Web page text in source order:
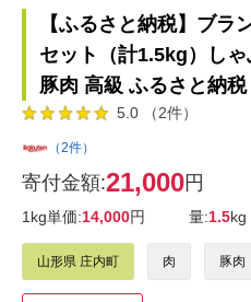
【ふるさと納税】ブラ
セット（計1.5kg）し
豚肉 高級 ふるさと納
5.0 （2件）
（2件）
寄付金額:21,000円
1kg単価:14,000円 量:1.5kg
山形県 庄内町 肉 豚肉